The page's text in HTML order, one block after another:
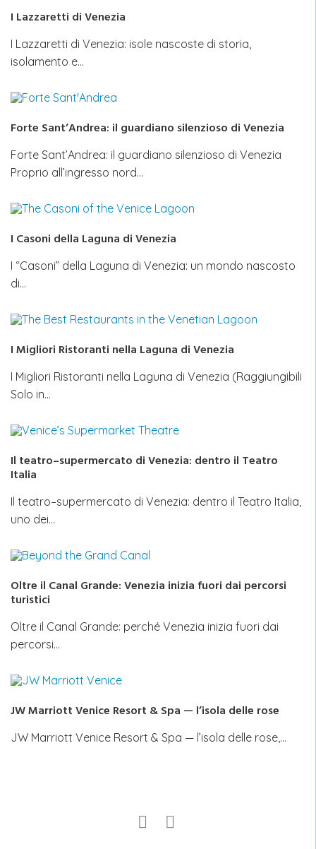
I Lazzaretti di Venezia
I Lazzaretti di Venezia: isole nascoste di storia,
isolamento e…
Forte Sant’Andrea: il guardiano silenzioso di Venezia
Forte Sant’Andrea: il guardiano silenzioso di Venezia
Proprio all’ingresso nord…
I Casoni della Laguna di Venezia
I “Casoni” della Laguna di Venezia: un mondo nascosto
di…
I Migliori Ristoranti nella Laguna di Venezia
I Migliori Ristoranti nella Laguna di Venezia (Raggiungibili
Solo in…
Il teatro–supermercato di Venezia: dentro il Teatro
Italia
Il teatro–supermercato di Venezia: dentro il Teatro Italia,
uno dei…
Oltre il Canal Grande: Venezia inizia fuori dai percorsi
turistici
Oltre il Canal Grande: perché Venezia inizia fuori dai
percorsi…
JW Marriott Venice Resort & Spa — l’isola delle rose
JW Marriott Venice Resort & Spa — l’isola delle rose,…